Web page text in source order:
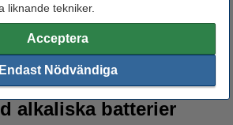
liknande tekniker.
Acceptera
Endast Nödvändiga
elektrolyt. Denna uppbyggnad
jämfört med äldre batteritekniker
innebär att ett alkaliskt batteri kan
ström under en längre tid och med
alkaliska batterier